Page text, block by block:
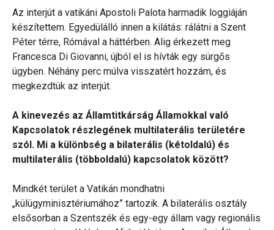
Az interjút a vatikáni Apostoli Palota harmadik loggiáján
készítettem. Egyedülálló innen a kilátás: rálátni a Szent
Péter térre, Rómával a háttérben. Alig érkezett meg
Francesca Di Giovanni, újból el is hívták egy sürgős
ügyben. Néhány perc múlva visszatért hozzám, és
megkezdtük az interjút.
A kinevezés az Államtitkárság Államokkal való
Kapcsolatok részlegének multilaterális területére
szól. Mi a különbség a bilaterális (kétoldalú) és
multilaterális (többoldalú) kapcsolatok között?
Mindkét terület a Vatikán mondhatni
„külügyminisztériumához” tartozik. A bilaterális osztály
elsősorban a Szentszék és egy-egy állam vagy regionális